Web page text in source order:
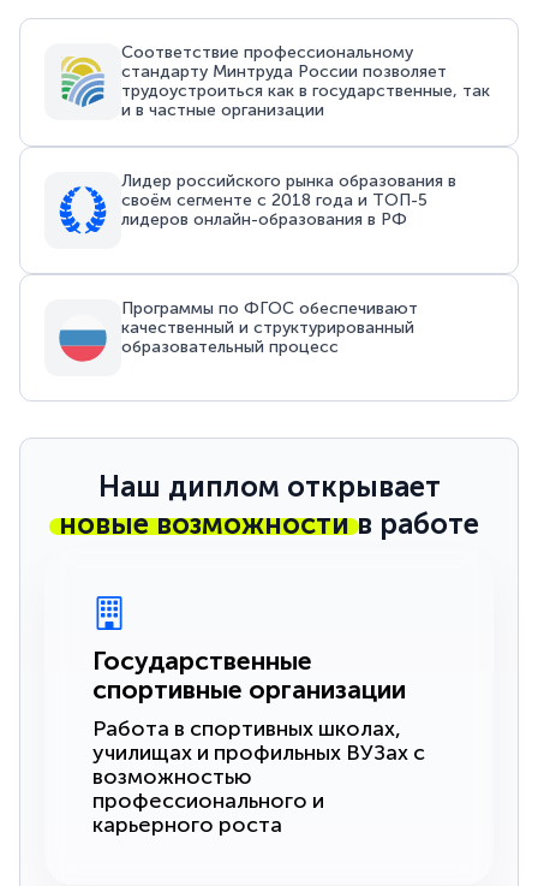
Соответствие профессиональному
стандарту Минтруда России позволяет
трудоустроиться как в государственные, так
и в частные организации
Лидер российского рынка образования в
своём сегменте с 2018 года и ТОП-5
лидеров онлайн-образования в РФ
Программы по ФГОС обеспечивают
качественный и структурированный
образовательный процесс
Наш диплом открывает
новые возможностив работе
Государственные
спортивные организации
Работа в спортивных школах,
училищах и профильных ВУЗах с
возможностью
профессионального и
карьерного роста